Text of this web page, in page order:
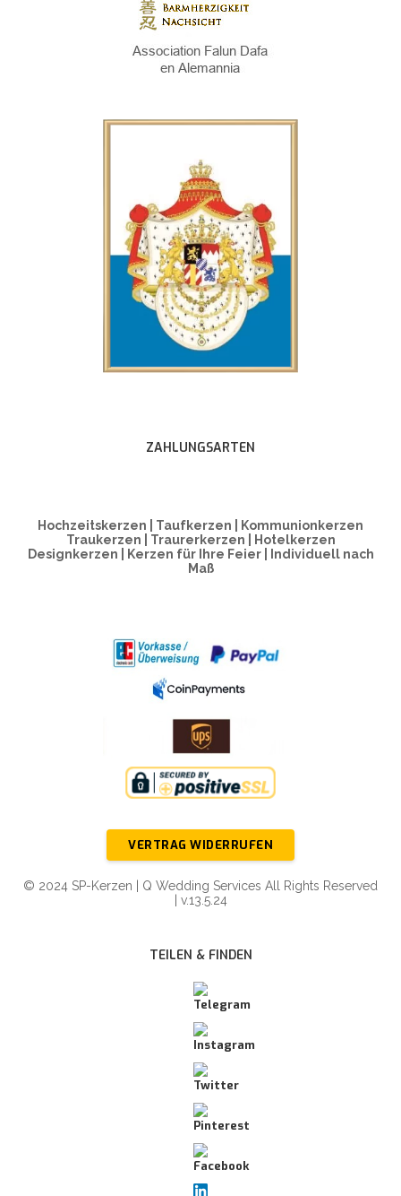
ZAHLUNGSARTEN
Hochzeitskerzen | Taufkerzen | Kommunionkerzen
Traukerzen | Traurerkerzen | Hotelkerzen
Designkerzen | Kerzen für Ihre Feier | Individuell nach
Maß
VERTRAG WIDERRUFEN
© 2024 SP-Kerzen | Q Wedding Services All Rights Reserved
| v.13.5.24
TEILEN & FINDEN